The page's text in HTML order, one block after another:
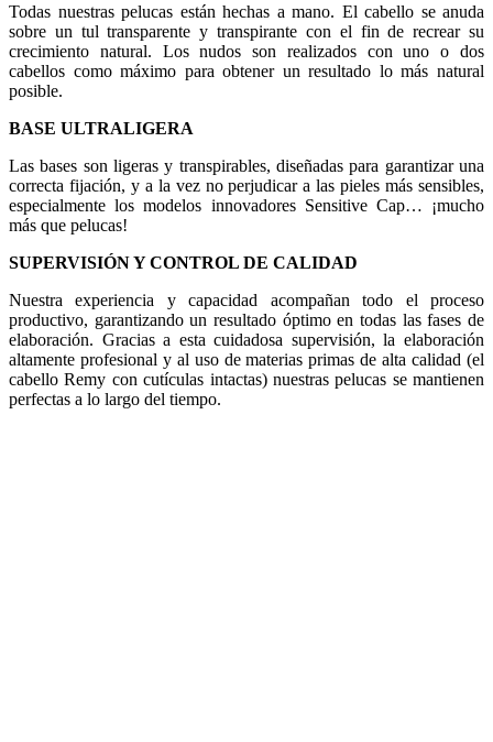
Todas nuestras pelucas están hechas a mano. El cabello se anuda
sobre un tul transparente y transpirante con el fin de recrear su
crecimiento natural. Los nudos son realizados con uno o dos
cabellos como máximo para obtener un resultado lo más natural
posible.
BASE ULTRALIGERA
Las bases son ligeras y transpirables, diseñadas para garantizar una
correcta fijación, y a la vez no perjudicar a las pieles más sensibles,
especialmente los modelos innovadores Sensitive Cap… ¡mucho
más que pelucas!
SUPERVISIÓN Y CONTROL DE CALIDAD
Nuestra experiencia y capacidad acompañan todo el proceso
productivo, garantizando un resultado óptimo en todas las fases de
elaboración. Gracias a esta cuidadosa supervisión, la elaboración
altamente profesional y al uso de materias primas de alta calidad (el
cabello Remy con cutículas intactas) nuestras pelucas se mantienen
perfectas a lo largo del tiempo.